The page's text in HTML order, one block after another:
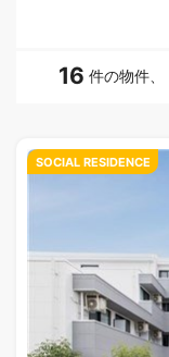
16 件の物件、
SOCIAL RESIDENCE